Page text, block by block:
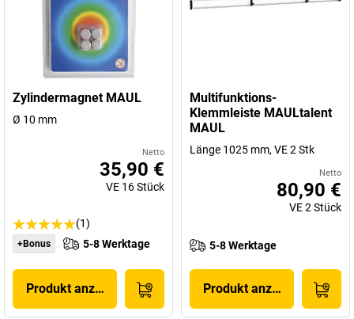
Zylindermagnet MAUL
Ø 10 mm
Netto
35,90 €
VE 16Stück
(1)
+Bonus 5-8 Werktage
Produkt anzeigen
Multifunktions-
Klemmleiste MAULtalent
MAUL
Länge 1025 mm, VE 2 Stk
Netto
80,90 €
VE2 Stück
5-8 Werktage
Produkt anzeigen